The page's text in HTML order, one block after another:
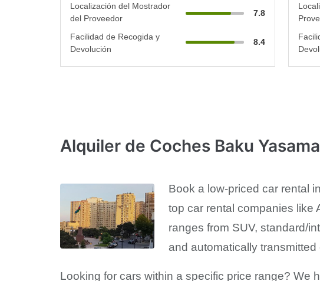
Localización del Mostrador
del Proveedor
7.8
Facilidad de Recogida y
Devolución
8.4
Alquiler de Coches Baku
Book a low-priced car rental
top car rental companies like
ranges from SUV, standard/
and automatically
Looking for cars within a specific price range? We